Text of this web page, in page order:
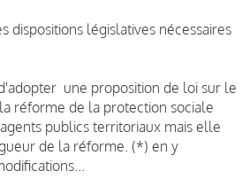
dispositions législatives nécessaires
une proposition de loi sur le
réforme de la protection sociale
publics territoriaux mais elle
de la réforme. (*) en y